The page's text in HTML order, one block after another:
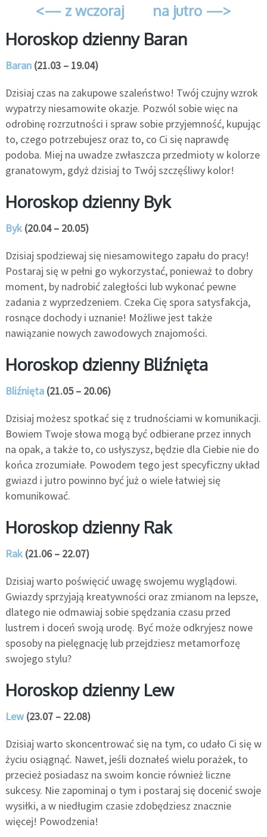
<— z wczoraj na jutro —>
Horoskop dzienny Baran
Baran(21.03 – 19.04)
Dzisiaj czas na zakupowe szaleństwo! Twój czujny wzrok
wypatrzy niesamowite okazje. Pozwól sobie więc na
odrobinę rozrzutności i spraw sobie przyjemność, kupując
to, czego potrzebujesz oraz to, co Ci się naprawdę
podoba. Miej na uwadze zwłaszcza przedmioty w kolorze
granatowym, gdyż dzisiaj to Twój szczęśliwy kolor!
Horoskop dzienny Byk
Byk(20.04 – 20.05)
Dzisiaj spodziewaj się niesamowitego zapału do pracy!
Postaraj się w pełni go wykorzystać, ponieważ to dobry
moment, by nadrobić zaległości lub wykonać pewne
zadania z wyprzedzeniem. Czeka Cię spora satysfakcja,
rosnące dochody i uznanie! Możliwe jest także
nawiązanie nowych zawodowych znajomości.
Horoskop dzienny Bliźnięta
Bliźnięta(21.05 – 20.06)
Dzisiaj możesz spotkać się z trudnościami w komunikacji.
Bowiem Twoje słowa mogą być odbierane przez innych
na opak, a także to, co usłyszysz, będzie dla Ciebie nie do
końca zrozumiałe. Powodem tego jest specyficzny układ
gwiazd i jutro powinno być już o wiele łatwiej się
komunikować.
Horoskop dzienny Rak
Rak(21.06 – 22.07)
Dzisiaj warto poświęcić uwagę swojemu wyglądowi.
Gwiazdy sprzyjają kreatywności oraz zmianom na lepsze,
dlatego nie odmawiaj sobie spędzania czasu przed
lustrem i doceń swoją urodę. Być może odkryjesz nowe
sposoby na pielęgnację lub przejdziesz metamorfozę
swojego stylu?
Horoskop dzienny Lew
Lew(23.07 – 22.08)
Dzisiaj warto skoncentrować się na tym, co udało Ci się w
życiu osiągnąć. Nawet, jeśli doznałeś wielu porażek, to
przecież posiadasz na swoim koncie również liczne
sukcesy. Nie zapominaj o tym i postaraj się docenić swoje
wysiłki, a w niedługim czasie zdobędziesz znacznie
więcej! Powodzenia!